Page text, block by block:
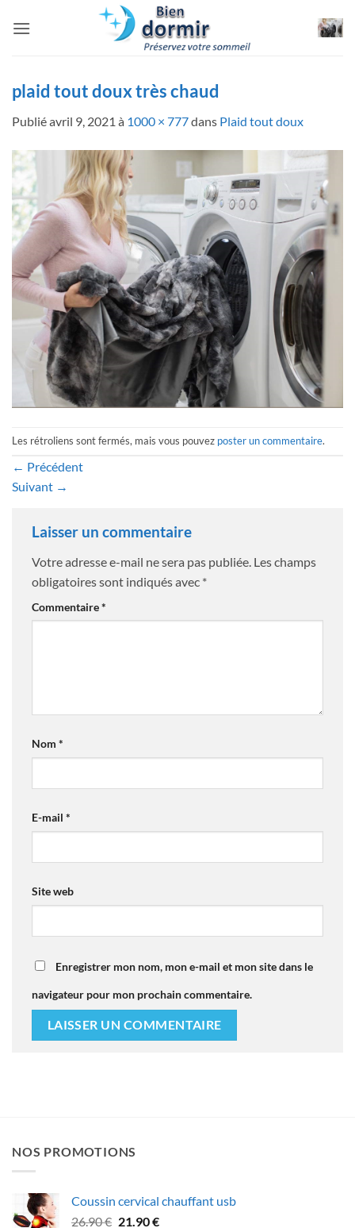
plaid tout doux très chaud
Publiéavril 9, 2021 à 1000 × 777dans Plaid tout doux
Les rétroliens sont fermés, mais vous pouvez poster un commentaire.
← Précédent
Suivant →
Laisser un commentaire
Votre adresse e-mail ne sera pas publiée. Les champs
obligatoires sont indiqués avec *
Commentaire*
Nom *
E-mail *
Site web
Enregistrer mon nom, mon e-mail et mon site dans le
navigateur pour mon prochain commentaire.
NOS PROMOTIONS
Coussin cervical chauffant usb
26.90€ Le
21.90€Le